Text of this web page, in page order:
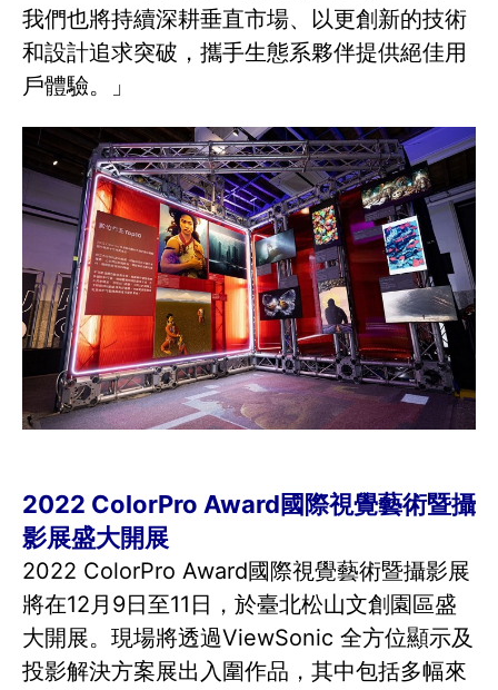
我們也將持續深耕垂直市場、以更創新的技術
和設計追求突破，攜手生態系夥伴提供絕佳用
戶體驗。」
2022 ColorPro Award國際視覺藝術暨攝
影展盛大開展
2022 ColorPro Award國際視覺藝術暨攝影展
將在12月9日至11日，於臺北松山文創園區盛
大開展。現場將透過ViewSonic 全方位顯示及
投影解決方案展出入圍作品，其中包括多幅來